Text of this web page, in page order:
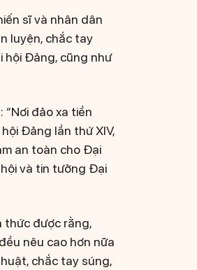
sĩ và nhân dân
luyện, chắc tay
hội Đảng, cũng như
đảo xa tiền
Đảng lần thứ XIV,
an toàn cho Đại
và tin tưởng Đại
thức được rằng,
nêu cao hơn nữa
chắc tay súng,